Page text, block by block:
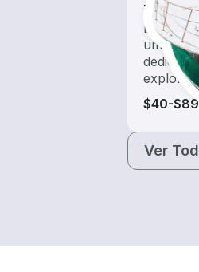
Tours
Explore
um
$40-
Ver